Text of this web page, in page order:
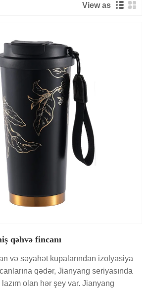
View as
qəhvə fincanı
və səyahət kupalarından izolyasiya
qədər, Jianyang seriyasında
olan hər şey var. Jianyang